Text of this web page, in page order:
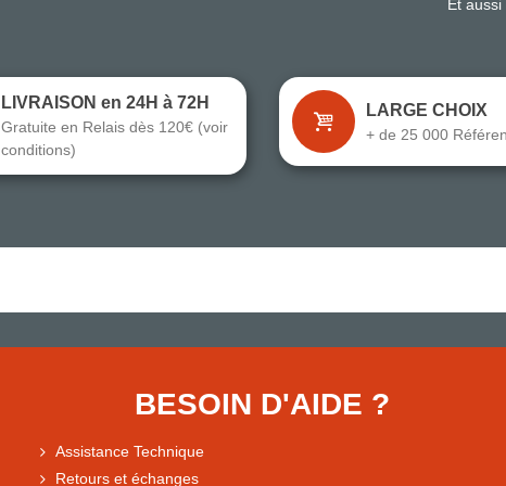
Et
LIVRAISON en 24H à 72H
Gratuite en Relais dès 120€ (voir
conditions)
LARGE CHOIX
+ de 25 000
BESOIN D'AIDE ?
Assistance Technique
Retours et échanges